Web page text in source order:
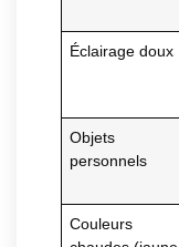
Éclairage doux
Objets
personnels
Couleurs